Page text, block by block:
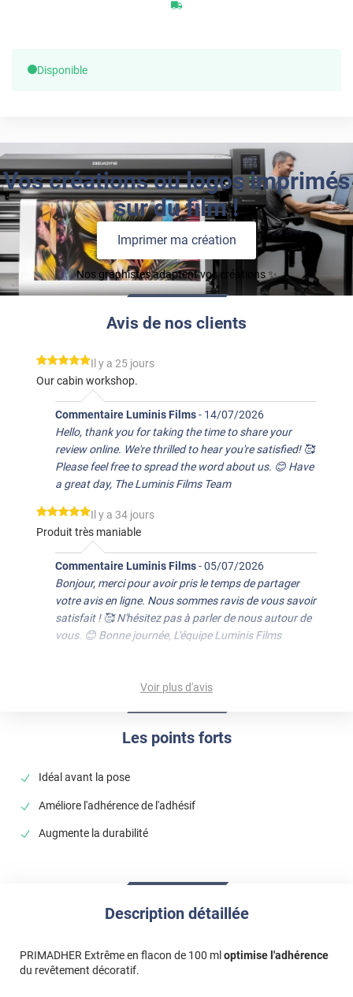
Disponible
Les points forts
Idéal avant la pose
Améliore l'adhérence de l'adhésif
Augmente la durabilité
Vos créations ou logos imprimés
sur du film !
Imprimer ma création
Nos graphistes adaptent vos créations ✨
Avis de nos clients
*****
Il y a 25 jours
Our cabin workshop.
Commentaire Luminis Films- 14/07/2026
Hello, thank you for taking the time to share your
review online. We're thrilled to hear you're satisfied! 🥰
Please feel free to spread the word about us. 😊 Have
a great day, The Luminis Films Team
*****
Il y a 34 jours
Produit très maniable
Commentaire Luminis Films-05/07/2026
Bonjour, merci pour avoir pris le temps de partager
votre avis en ligne. Nous sommes ravis de vous savoir
satisfait ! 🥰 N'hésitez pas à parler de nous autour de
vous. 😊 Bonne journée, L'équipe Luminis Films
Top. J'applique tout avec celle ci
Il y a 170 jours
Pensé que era un material más suave , pero no me
desagrada , está muy bien para hacer cortes , cumple su
Merveilleux
*****
Il y a 820 jours
Il y a 1436 jours
Parfait pour une adhérence maximale sur les côtés à tel
point qu'il est difficile de décoller le papier en cas de
Voir plus d'avis
Description détaillée
PRIMADHER Extrême en flacon de 100 ml optimise l'adhérence
du revêtement décoratif.